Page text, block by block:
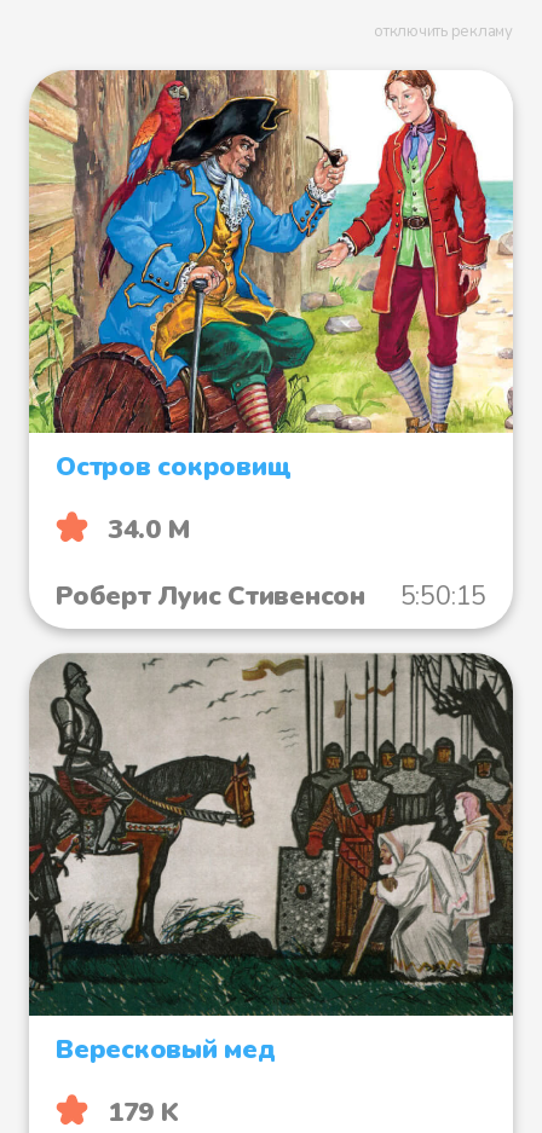
отключить рекламу
Остров сокровищ
34.0 М
Роберт Луис Стивенсон
5:50:15
Вересковый мед
179 K